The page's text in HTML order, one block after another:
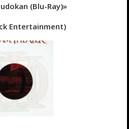
(Blu-Ray)»
Entertainment)